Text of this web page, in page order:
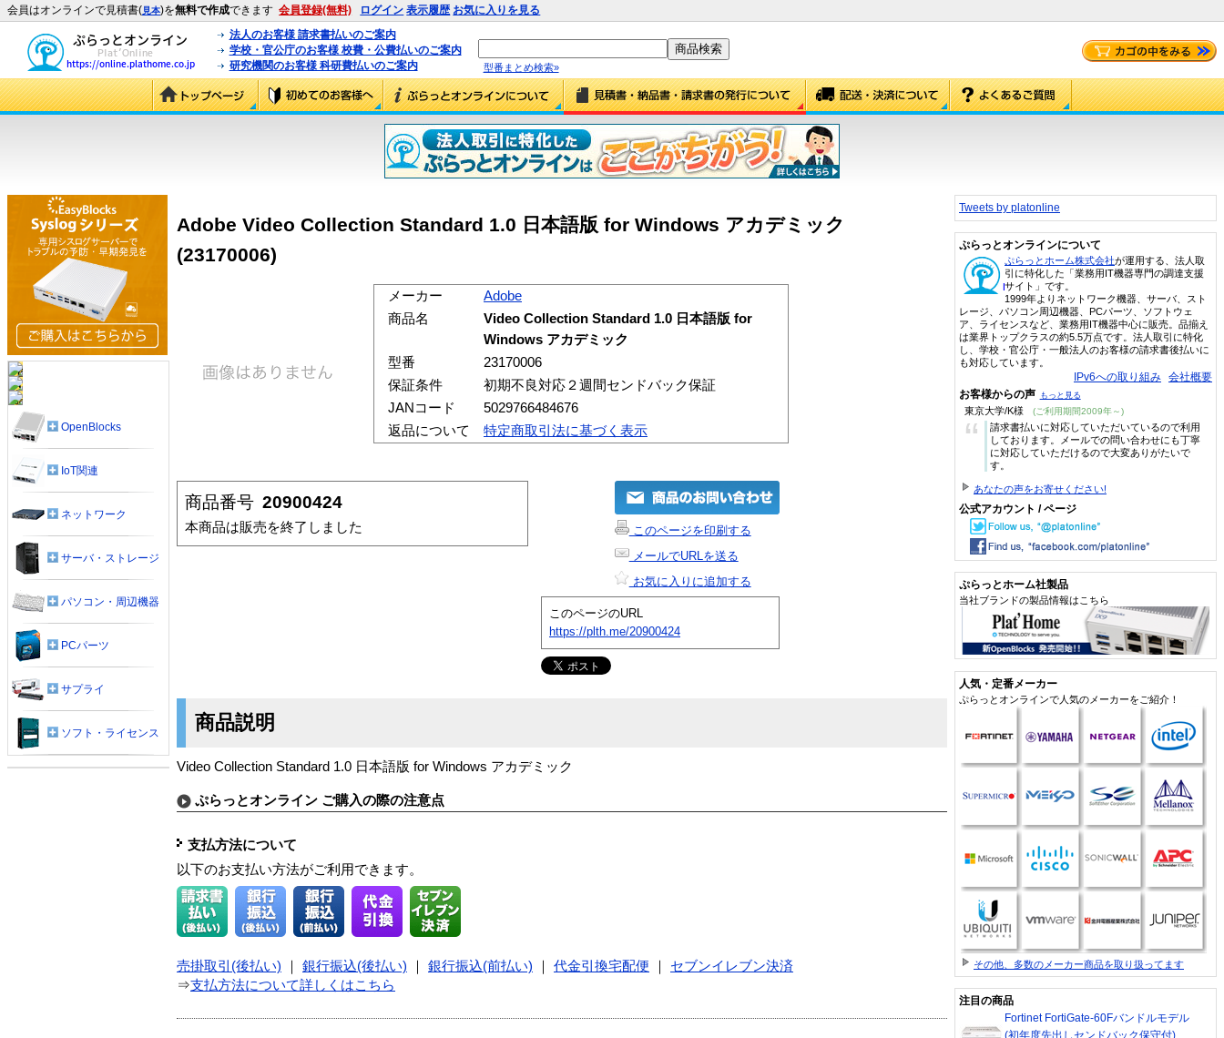
会員はオンラインで見積書(見本)を無料で作成できます 会員登録(無料) ログイン 表示履歴 お気に入りを見る
法人のお客様 請求書払いのご案内
学校・官公庁のお客様 校費・公費払いのご案内
研究機関のお客様 科研費払いのご案内
型番まとめ検索»
Adobe Video Collection Standard 1.0 日本語版 for Windows アカデミック
(23170006)
メーカー
Adobe
商品名
Video Collection Standard 1.0 日本語版 for
Windows アカデミック
型番
23170006
保証条件
初期不良対応２週間センドバック保証
JANコード
5029766484676
返品について
特定商取引法に基づく表示
商品番号 20900424
本商品は販売を終了しました
このページを印刷する
メールでURLを送る
お気に入りに追加する
このページのURL
https://plth.me/20900424
商品説明
Video Collection Standard 1.0 日本語版 for Windows アカデミック
ぷらっとオンライン ご購入の際の注意点
支払方法について
以下のお支払い方法がご利用できます。
売掛取引(後払い) 銀行振込(後払い) 銀行振込(前払い) 代金引換宅配便
セブンイレブン決済
⇒支払方法について詳しくはこちら
OpenBlocks
IoT関連
ネットワーク
サーバ・ストレージ
パソコン・周辺機器
PCパーツ
サプライ
ソフト・ライセンス
Tweets by platonline
ぷらっとオンラインについて
ぷらっとホーム株式会社が運用する、法人取
引に特化した「業務用IT機器専門の調達支援
サイト」です。
1999年よりネットワーク機器、サーバ、スト
レージ、パソコン周辺機器、PCパーツ、ソフトウェ
ア、ライセンスなど、業務用IT機器中心に販売。品揃え
は業界トップクラスの約5.5万点です。法人取引に特化
し、学校・官公庁・一般法人のお客様の請求書後払いに
も対応しています。
IPv6への取り組み 会社概要
お客様からの声 もっと見る
東京大学/K様 (ご利用期間2009年～)
“
請求書払いに対応していただいているので利用
しております。メールでの問い合わせにも丁寧
に対応していただけるので大変ありがたいで
す。
あなたの声をお寄せください!
公式アカウント / ページ
ぷらっとホーム社製品
当社ブランドの製品情報はこちら
人気・定番メーカー
ぷらっとオンラインで人気のメーカーをご紹介！
その他、多数のメーカー商品を取り扱ってます
注目の商品
Fortinet FortiGate-60Fバンドルモデル
(初年度先出しセンドバック保守付)